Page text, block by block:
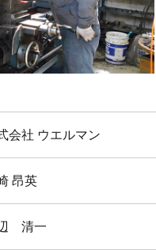
会社 ウエルマン
昂英
清一